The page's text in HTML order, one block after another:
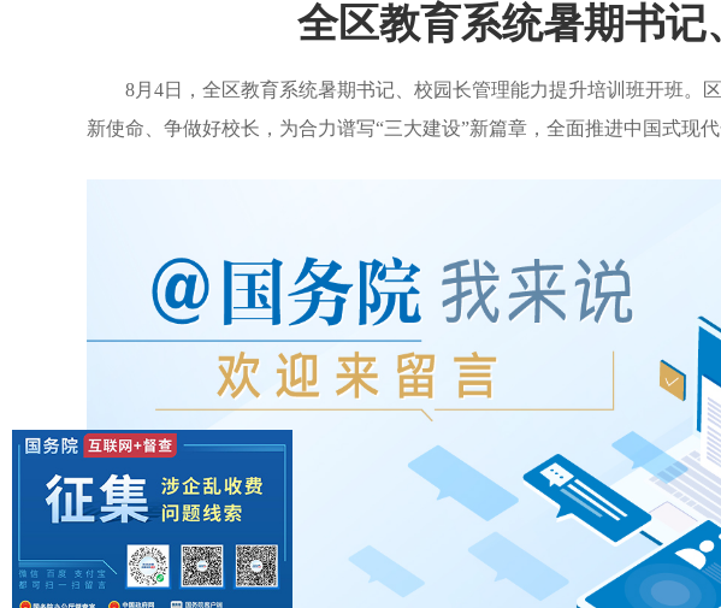
全区教育系统暑期书
8月4日，全区教育系统暑期书记、校园长管理能力提升培训班开班。
新使命、争做好校长，为合力谱写“三大建设”新篇章，全面推进中国式现